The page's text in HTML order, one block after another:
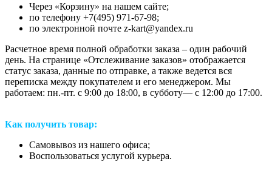
Через «Корзину» на нашем сайте;
по телефону +7(495) 971-67-98;
по электронной почте z-kart@yandex.ru
Расчетное время полной обработки заказа – один рабочий
день. На странице «Отслеживание заказов» отображается
статус заказа, данные по отправке, а также ведется вся
переписка между покупателем и его менеджером. Мы
работаем: пн.-пт. с 9:00 до 18:00, в субботу— с 12:00 до 17:00.
Как получить товар:
Самовывоз из нашего офиса;
Воспользоваться услугой курьера.